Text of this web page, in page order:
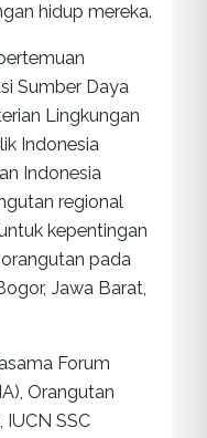
hidup mereka.
Sumber Daya
Lingkungan
Indonesia
Indonesia
regional
kepentingan
pada
Jawa Barat,
Forum
Orangutan
SSC